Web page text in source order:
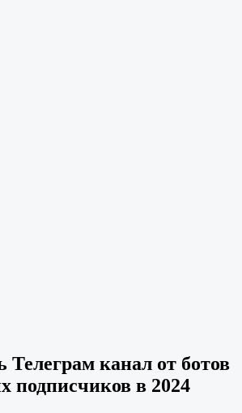
Телеграм канал от ботов
подписчиков в 2024